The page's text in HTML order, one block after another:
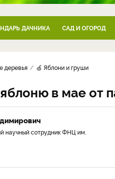
ДАЧНИКА САД И ОГОРОД
деревья 🍏 Яблони и груши
в мае от
научный сотрудник ФНЦ им.